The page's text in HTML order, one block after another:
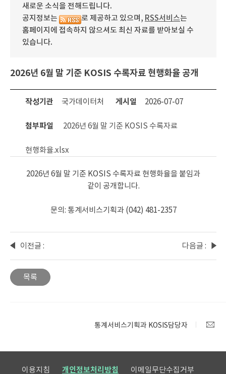
새로운 소식을 전해드립니다.
공지정보는
로 제공하고 있으며, RSS서비스는
홈페이지에 접속하지 않으셔도 최신 자료를 받아보실 수
있습니다.
2026년 6월 말 기준 KOSIS 수록자료 현행화율 공개
작성기관 국가데이터처 게시일 2026-07-07
첨부파일 2026년 6월 말 기준 KOSIS 수록자료
현행화율.xlsx
2026년 6월 말 기준 KOSIS 수록자료 현행화율을 붙임과
같이 공개합니다.
문의: 통계서비스기획과 (042) 481-2357
이전글 :
KOSIS
서비스
시스템
다음글 :
2026년
항 안내
목록
통계서비스기획과 KOSIS담당자
이용지침 개인정보처리방침 이메일무단수집거부